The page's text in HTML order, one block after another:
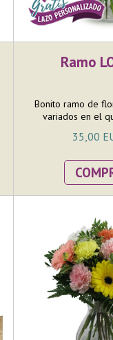
Ramo
Bonito ramo de
variados en el
35,00